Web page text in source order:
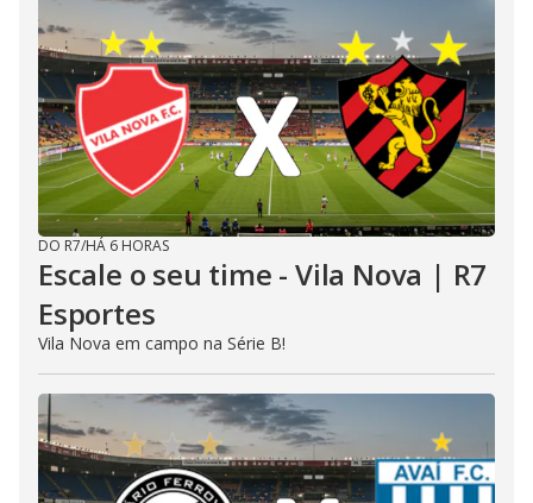
DO R7/HÁ 6 HORAS
Escale o seu time - Vila Nova | R7
Esportes
Vila Nova em campo na Série B!